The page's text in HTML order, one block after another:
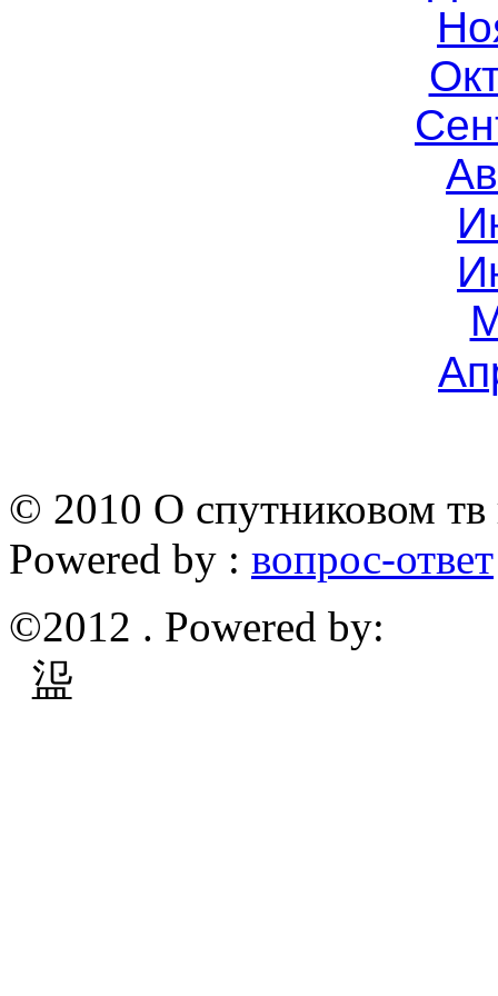
© 2010 О спутниковом тв
Powered by : вопрос-ответ
©2012 . Powered by:
䀀